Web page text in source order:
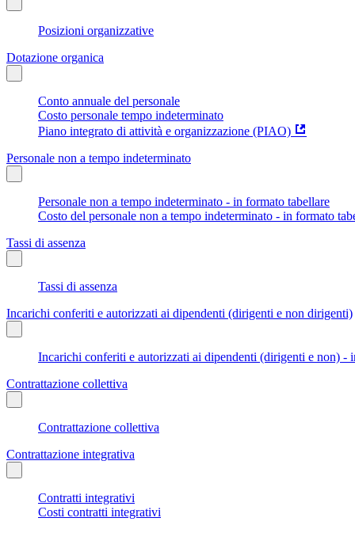
Posizioni organizzative
Dotazione organica
Conto annuale del personale
Costo personale tempo indeterminato
Piano integrato di attività e organizzazione (PIAO)
Personale non a tempo indeterminato
Personale non a tempo indeterminato - in formato tabellare
Costo del personale non a tempo indeterminato - in formato
Tassi di assenza
Tassi di assenza
Incarichi conferiti e autorizzati ai dipendenti (dirigenti e non dirigenti)
Incarichi conferiti e autorizzati ai dipendenti (dirigenti e non) -
Contrattazione collettiva
Contrattazione collettiva
Contrattazione integrativa
Contratti integrativi
Costi contratti integrativi